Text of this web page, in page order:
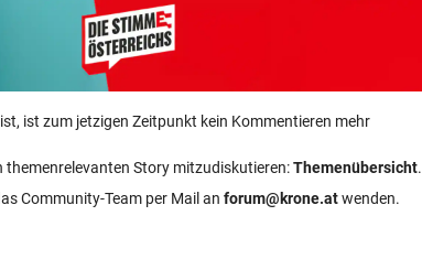
ist zum jetzigen Zeitpunkt kein Kommentieren mehr
themenrelevanten Story mitzudiskutieren:Themenübersicht.
Community-Team per Mail an forum@krone.atwenden.